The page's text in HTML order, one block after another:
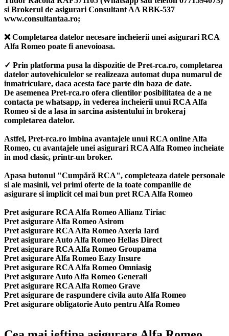
si Brokerul de asigurari Consultant AA RBK-537
www.consultantaa.ro;
❌ Completarea datelor necesare incheierii unei asigurari RCA
Alfa Romeo poate fi anevoioasa.
✓ Prin platforma pusa la dispozitie de Pret-rca.ro, completarea
datelor autovehiculelor se realizeaza automat dupa numarul de
inmatriculare, daca acesta face parte din baza de date.
De asemenea Pret-rca.ro ofera clientilor posibilitatea de a ne
contacta pe whatsapp, in vederea incheierii unui RCA Alfa
Romeo si de a lasa in sarcina asistentului in brokeraj
completarea datelor.
Astfel, Pret-rca.ro imbina avantajele unui RCA online Alfa
Romeo, cu avantajele unei asigurari RCA Alfa Romeo incheiate
in mod clasic, printr-un broker.
Apasa butonul "Cumpără RCA", completeaza datele personale
si ale masinii, vei primi oferte de la toate companiile de
asigurare si implicit cel mai bun pret RCA Alfa Romeo
Pret asigurare RCA Alfa Romeo Allianz Tiriac
Pret asigurare Alfa Romeo Asirom
Pret asigurare RCA Alfa Romeo Axeria Iard
Pret asigurare Auto Alfa Romeo Hellas Direct
Pret asigurare RCA Alfa Romeo Groupama
Pret asigurare Alfa Romeo Eazy Insure
Pret asigurare RCA Alfa Romeo Omniasig
Pret asigurare Auto Alfa Romeo Generali
Pret asigurare RCA Alfa Romeo Grave
Pret asigurare de raspundere civila auto Alfa Romeo
Pret asigurare obligatorie Auto pentru Alfa Romeo